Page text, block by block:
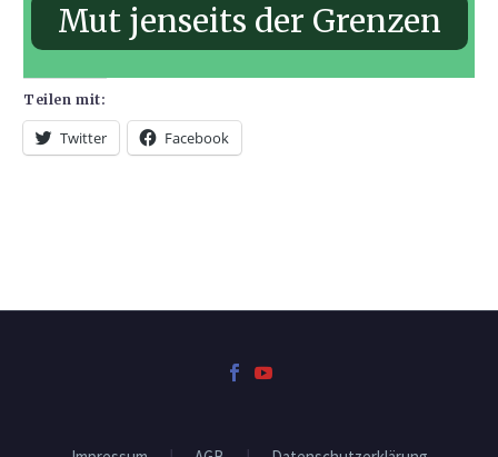
Mut jenseits der Grenzen
Teilen mit:
Twitter Facebook